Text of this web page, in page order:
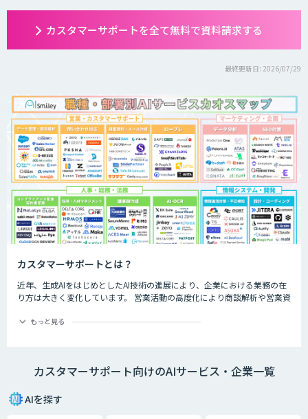
カスタマーサポートを全て無料で資料請求する
最終更新日: 2026/07/29
カスタマーサポートとは？
近年、生成AIをはじめとしたAI技術の進展により、企業における業務の在
り方は大きく変化しています。 営業活動の高度化により商談解析や営業資
ビスや、チャットボットによる問い合わせ対応の自動化など、CS部門の効
もっと見る
カスタマーサポート向けのAIサービス・企業一覧
AIを探す